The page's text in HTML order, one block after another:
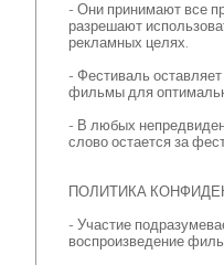
- Они принимают все
разрешают
рекламных целях.
- Фестиваль
фильмы для
- В любых
слово остается за
ПОЛИТИКА
- Участие
воспроизведение